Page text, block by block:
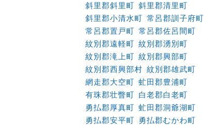
斜里郡斜里町 斜里郡清里町
斜里郡小清水町 常呂郡訓子府町
常呂郡置戸町 常呂郡佐呂間町
紋別郡遠軽町 紋別郡湧別町
紋別郡滝上町 紋別郡興部町
紋別郡西興部村 紋別郡雄武町
網走郡大空町 虻田郡豊浦町
有珠郡壮瞥町 白老郡白老町
勇払郡厚真町 虻田郡洞爺湖町
勇払郡安平町
勇払郡むかわ町